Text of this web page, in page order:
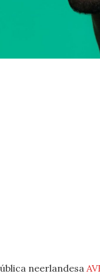
neerlandesa